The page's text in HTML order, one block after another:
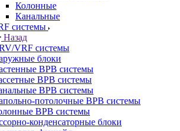
Колонные
Канальные
системы
Назад
VRF системы
блоки
ВРВ системы
ВРВ системы
ВРВ системы
потолочные ВРВ системы
ВРВ системы
конденсаторные блоки